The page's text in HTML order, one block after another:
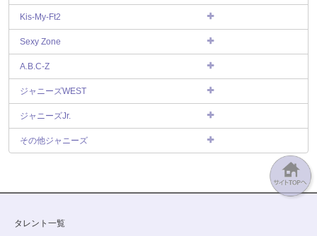
Kis-My-Ft2
Sexy Zone
A.B.C-Z
ジャニーズWEST
ジャニーズJr.
その他ジャニーズ
タレント一覧